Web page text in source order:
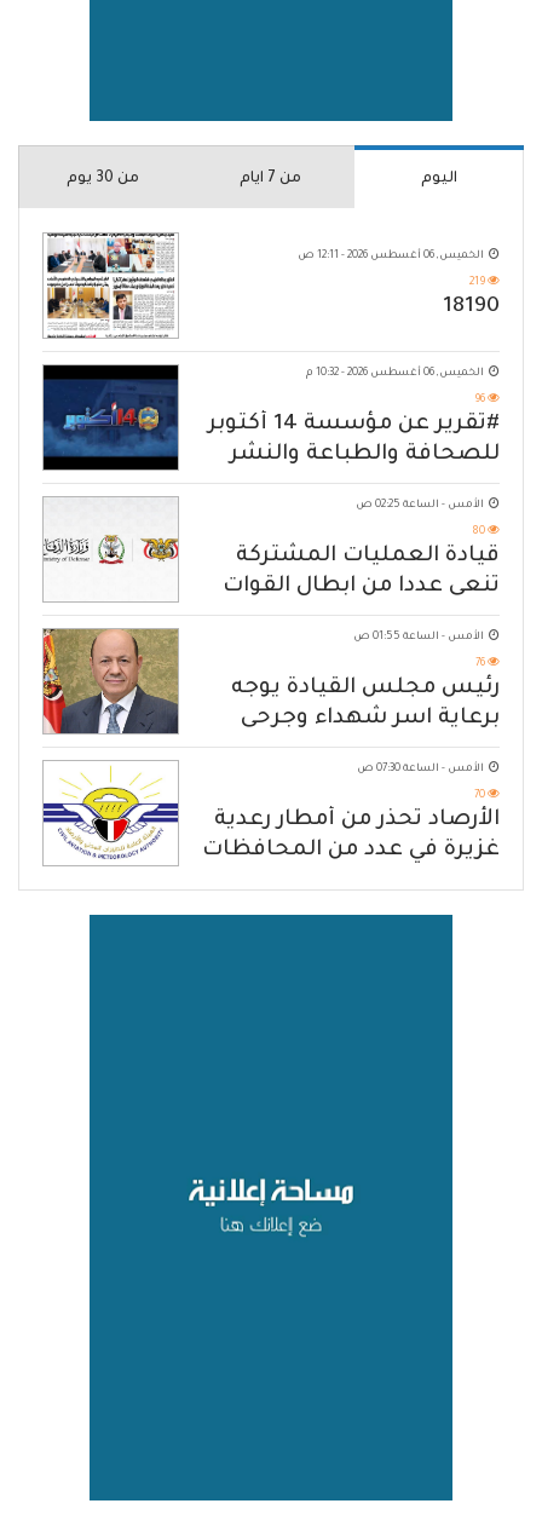
اليوم من 7 ايام من 30 يوم
الخميس, 06 أغسطس 2026 - 12:11 ص
219
18190
الخميس, 06 أغسطس 2026 - 10:32 م
96
#تقرير عن مؤسسة 14 أكتوبر
للصحافة والطباعة والنشر
الأمس - الساعة 02:25 ص
80
قيادة العمليات المشتركة
تنعى عددا من ابطال القوات
المسلحة
الأمس - الساعة 01:55 ص
76
رئيس مجلس القيادة يوجه
برعاية اسر شهداء وجرحى
الهجوم الإرهابي الحوثي والرد
الحازم على مصدر التهديد
الأمس - الساعة 07:30 ص
70
الأرصاد تحذّر من أمطار رعدية
غزيرة في عدد من المحافظات